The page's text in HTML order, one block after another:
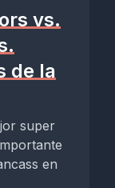
vs.
de la
super
en